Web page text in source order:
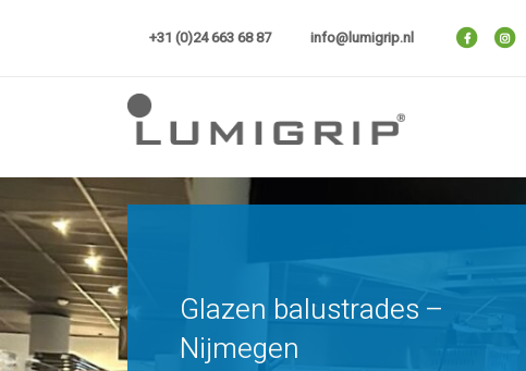
+31 (0)24 663 68 87 info@lumigrip.nl
Lumigrip®
Glazen balustrades – Nijmegen
Glazen balustrades –
Nijmegen